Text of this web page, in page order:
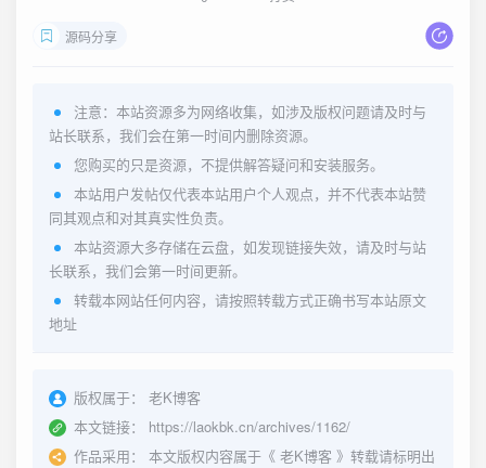
源码分享
注意：本站资源多为网络收集，如涉及版权问题请及时与
站长联系，我们会在第一时间内删除资源。
您购买的只是资源，不提供解答疑问和安装服务。
本站用户发帖仅代表本站用户个人观点，并不代表本站赞
同其观点和对其真实性负责。
本站资源大多存储在云盘，如发现链接失效，请及时与站
长联系，我们会第一时间更新。
转载本网站任何内容，请按照转载方式正确书写本站原文
地址
版权属于：
老K博客
本文链接：
https://laokbk.cn/archives/1162/
作品采用：
本文版权内容属于《 老K博客 》转载请标明出